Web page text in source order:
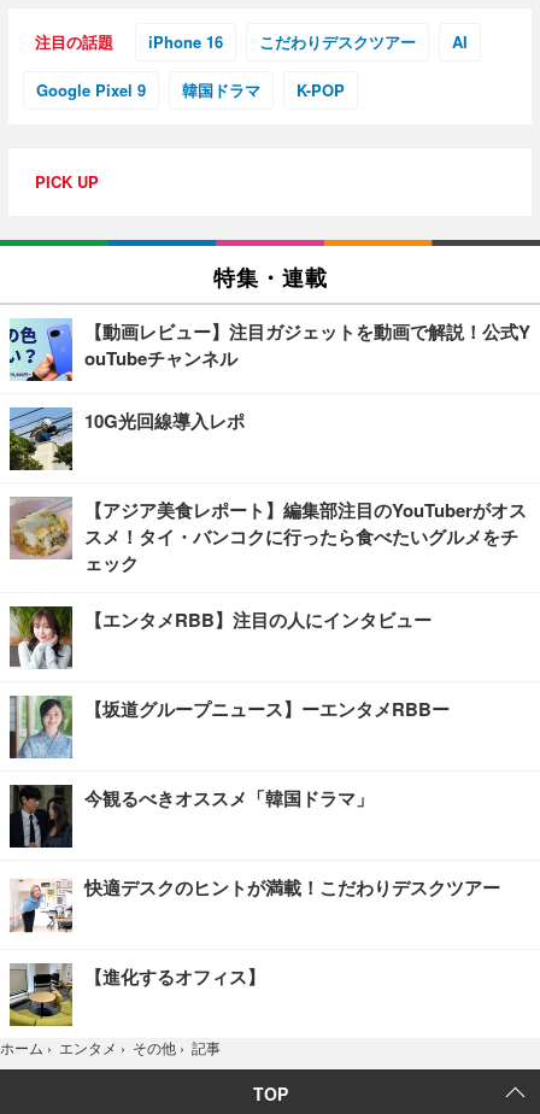
注目の話題 iPhone 16 こだわりデスクツアー AI
Google Pixel 9 韓国ドラマ K-POP
PICK UP
特集・連載
【動画レビュー】注目ガジェットを動画で解説！公式Y
ouTubeチャンネル
10G光回線導入レポ
【アジア美食レポート】編集部注目のYouTuberがオス
スメ！タイ・バンコクに行ったら食べたいグルメをチ
ェック
【エンタメRBB】注目の人にインタビュー
【坂道グループニュース】ーエンタメRBBー
今観るべきオススメ「韓国ドラマ」
快適デスクのヒントが満載！こだわりデスクツアー
【進化するオフィス】
ホーム › エンタメ › その他 › 記事
TOP